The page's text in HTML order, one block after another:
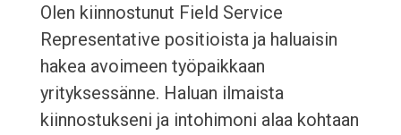
Olen kiinnostunut Field Service
Representative positioista ja haluaisin
hakea avoimeen työpaikkaan
yrityksessänne. Haluan ilmaista
kiinnostukseni ja intohimoni alaa kohtaan